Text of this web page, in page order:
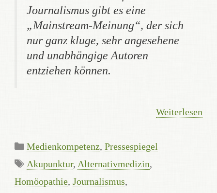
Journalismus gibt es eine
„Mainstream-Meinung“, der sich
nur ganz kluge, sehr angesehene
und unabhängige Autoren
entziehen können.
Weiterlesen
Kategorien
Medienkompetenz, Pressespiegel
Schlagwörter
Akupunktur, Alternativmedizin,
Homöopathie, Journalismus,